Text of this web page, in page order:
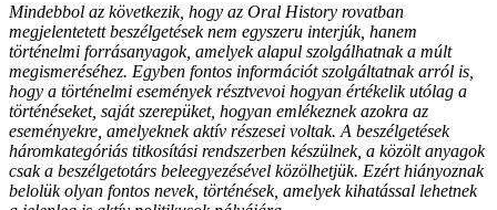
Mindebbol az következik, hogy az Oral History rovatban
megjelentetett beszélgetések nem egyszeru interjúk, hanem
történelmi forrásanyagok, amelyek alapul szolgálhatnak a múlt
megismeréséhez. Egyben fontos információt szolgáltatnak arról is,
hogy a történelmi események résztvevoi hogyan értékelik utólag a
történéseket, saját szerepüket, hogyan emlékeznek azokra az
eseményekre, amelyeknek aktív részesei voltak. A beszélgetések
háromkategóriás titkosítási rendszerben készülnek, a közölt anyagok
csak a beszélgetotárs beleegyezésével közölhetjük. Ezért hiányoznak
belolük olyan fontos nevek, történések, amelyek kihatással lehetnek